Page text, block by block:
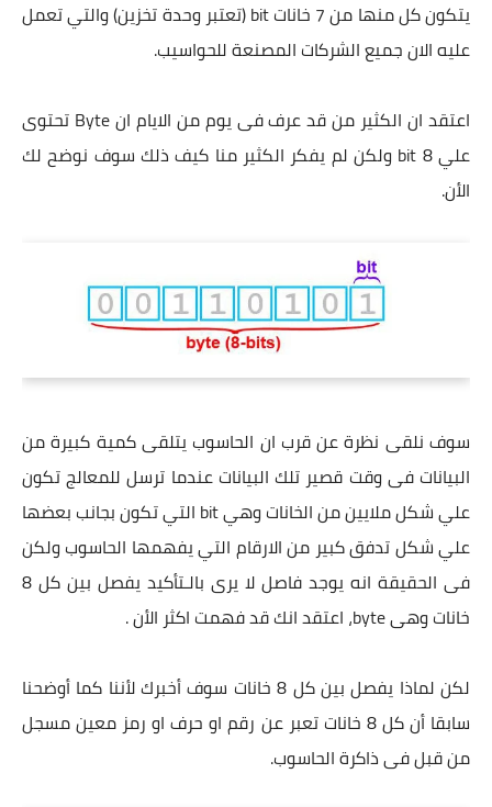
يتكون كل منها من 7 خانات bit (تعتبر وحدة تخزين) والتي تعمل
عليه الان جميع الشركات المصنعة للحواسيب.
اعتقد ان الكثير من قد عرف فى يوم من الايام ان Byte تحتوى
علي 8 bit ولكن لم يفكر الكثير منا كيف ذلك سوف نوضح لك
الأن.
سوف نلقى نظرة عن قرب ان الحاسوب يتلقى كمية كبيرة من
البيانات فى وقت قصير تلك البيانات عندما ترسل للمعالج تكون
علي شكل ملايين من الخانات وهي bit التي تكون بجانب بعضها
علي شكل تدفق كبير من الارقام التي يفهمها الحاسوب ولكن
فى الحقيقة انه يوجد فاصل لا يرى بالـتأكيد يفصل بين كل 8
خانات وهى byte، اعتقد انك قد فهمت اكثر الأن .
لكن لماذا يفصل بين كل 8 خانات سوف أخبرك لأننا كما أوضحنا
سابقا أن كل 8 خانات تعبر عن رقم او حرف او رمز معين مسجل
من قبل فى ذاكرة الحاسوب.